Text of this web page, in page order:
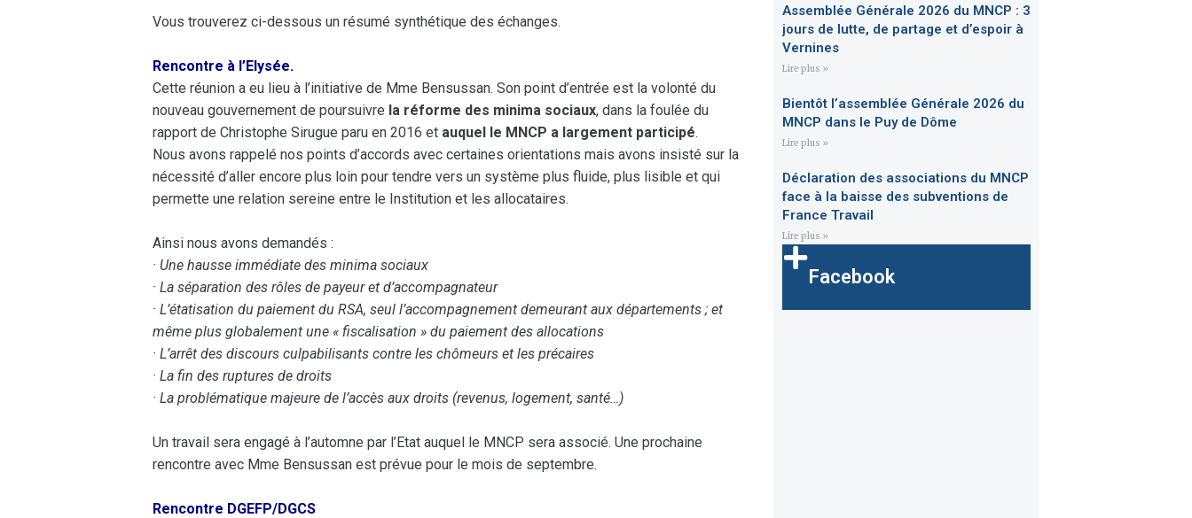
Vous trouverez ci-dessous un résumé synthétique des échanges.
Rencontre à l’Elysée.
Cette réunion a eu lieu à l’initiative de Mme Bensussan. Son point d’entrée est la volonté du
nouveau gouvernement de poursuivre la réforme des minima sociaux, dans la foulée du
rapport de Christophe Sirugue paru en 2016 et auquel le MNCP a largement participé.
Nous avons rappelé nos points d’accords avec certaines orientations mais avons insisté sur la
nécessité d’aller encore plus loin pour tendre vers un système plus fluide, plus lisible et qui
permette une relation sereine entre le Institution et les allocataires.
Ainsi nous avons demandés :
· Une hausse immédiate des minima sociaux
· La séparation des rôles de payeur et d’accompagnateur
· L’étatisation du paiement du RSA, seul l’accompagnement demeurant aux départements ; et
même plus globalement une « fiscalisation » du paiement des allocations
· L’arrêt des discours culpabilisants contre les chômeurs et les précaires
· La fin des ruptures de droits
· La problématique majeure de l’accès aux droits (revenus, logement, santé…)
Un travail sera engagé à l’automne par l’Etat auquel le MNCP sera associé. Une prochaine
rencontre avec Mme Bensussan est prévue pour le mois de septembre.
Rencontre DGEFP/DGCS
Assemblée Générale 2026 du MNCP : 3
jours de lutte, de partage et d’espoir à
Vernines
Lire plus »
Bientôt l’assemblée Générale 2026 du
MNCP dans le Puy de Dôme
Lire plus »
Déclaration des associations du MNCP
face à la baisse des subventions de
France Travail
Lire plus »
Facebook